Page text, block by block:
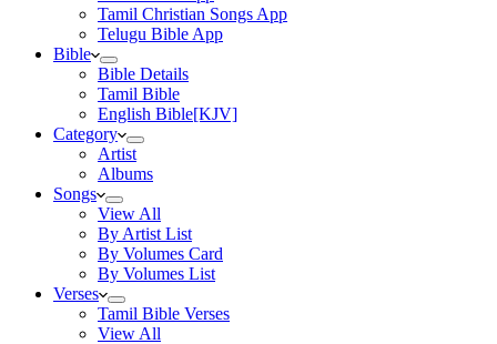
Tamil Christian Songs App
Telugu Bible App
Bible
Bible Details
Tamil Bible
English Bible[KJV]
Category
Artist
Albums
Songs
View All
By Artist List
By Volumes Card
By Volumes List
Verses
Tamil Bible Verses
View All